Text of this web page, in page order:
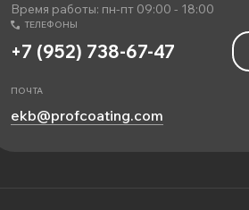
Время работы: пн-пт 09:00 - 18:00
ТЕЛЕФОНЫ
+7 (952) 738-67-47
ПОЧТА
ekb@profcoating.com